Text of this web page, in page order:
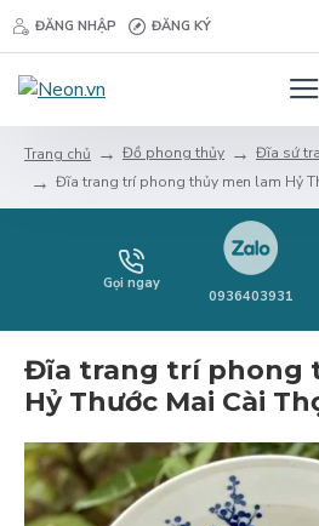
ĐĂNG NHẬP ĐĂNG KÝ
Trang chủ Đồ phong thủy
Đĩa sứ
Đĩa trang trí phong thủy men lam Hỷ
Gọi ngay
0936403931
Đĩa trang trí phong
Hỷ Thước Mai Cài